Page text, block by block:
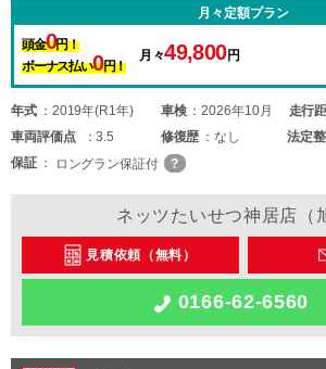
月々定額プラン
頭金0円！
ボーナス払い0円！
月々49,800円
年式 2019年(R1年) 車検 2026年10月 走行
車両評価点 3.5 修復歴 なし 法定
保証
ロングラン保証付
ネッツたいせつ神居店（
見積依頼（無料）
0166-62-6560